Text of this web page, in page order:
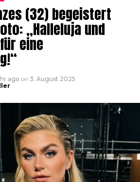
(32) begeistert
„Halleluja und
eine
ago on 3. August 2025